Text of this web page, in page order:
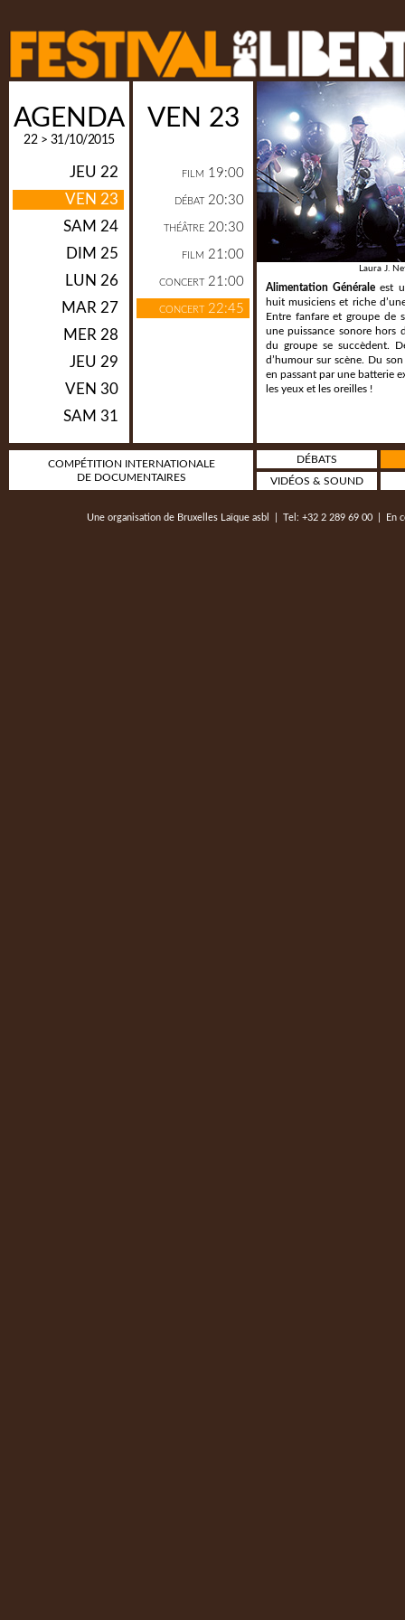
AGENDA
22 > 31/10/2015
JEU 22
VEN 23
SAM 24
DIM 25
LUN 26
MAR 27
MER 28
JEU 29
VEN 30
SAM 31
VEN 23
FILM 19:00
DÉBAT 20:30
THÉÂTRE 20:30
FILM 21:00
CONCERT 21:00
CONCERT 22:45
Laura J.
Alimentation Générale est
huit musiciens et riche
Entre fanfare et groupe de
une puissance sonore hors
du groupe se succèdent.
d’humour sur scène. Du
en passant par une batterie
les yeux et les oreilles !
COMPÉTITION INTERNATIONALE
DE DOCUMENTAIRES
DÉBATS
VIDÉOS & SOUND
Une organisation de Bruxelles Laïque asbl | Tel: +32 2 289 69 00 | En